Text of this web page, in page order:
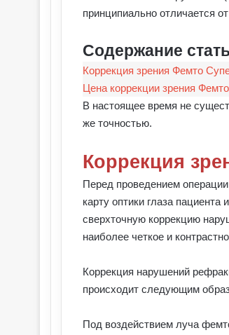
принципиально отличается
Содержание
Коррекция зрения Фемто
Цена коррекции зрения
В настоящее время не
же точностью.
Коррекция
Перед проведением
карту оптики глаза
сверхточную коррекцию
наиболее четкое и
Коррекция нарушений
происходит следующим
Под воздействием луча